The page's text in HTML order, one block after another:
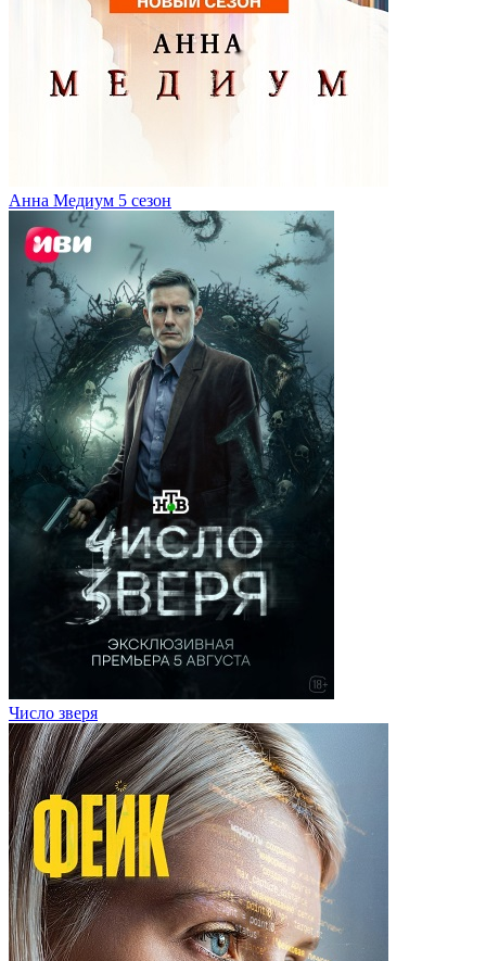
Анна Медиум 5 сезон
Число зверя